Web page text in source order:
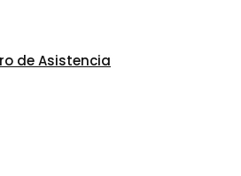
de Asistencia